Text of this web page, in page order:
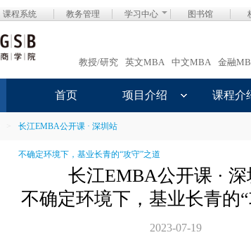
课程系统 教务管理 学习中心 图书馆
教授/研究 英文MBA 中文MBA 金融
首页 项目介绍 课程介
长江EMBA公开课 · 深圳站
不确定环境下，基业长青的“攻守”之道
长江EMBA公开课 ·
不确定环境下，基业长青的
2023-07-19